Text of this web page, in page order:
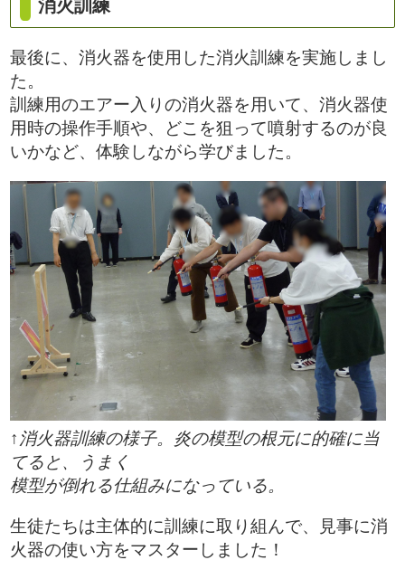
消火訓練
最後に、消火器を使用した消火訓練を実施しまし
た。
訓練用のエアー入りの消火器を用いて、消火器使
用時の操作手順や、どこを狙って噴射するのが良
いかなど、体験しながら学びました。
↑消火器訓練の様子。炎の模型の根元に的確に当
てると、うまく
模型が倒れる仕組みになっている。
生徒たちは主体的に訓練に取り組んで、見事に消
火器の使い方をマスターしました！